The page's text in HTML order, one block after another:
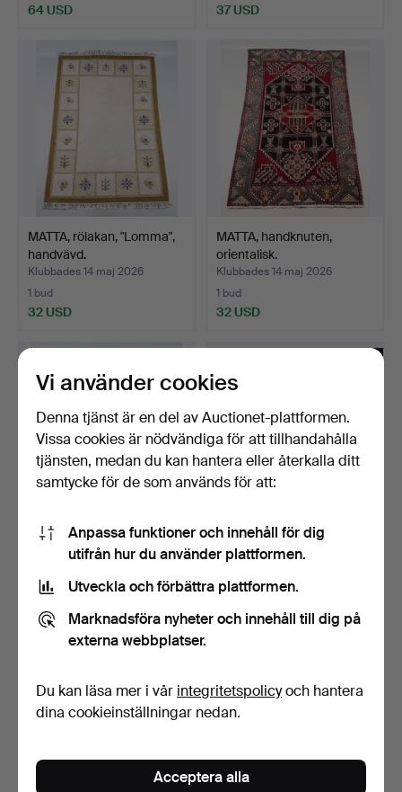
64 USD 37 USD
MATTA, rölakan, "Lomma",
handvävd.
Klubbades 14 maj 2026
1 bud
32 USD
MATTA, handknuten,
orientalisk.
Klubbades 14 maj 2026
1 bud
32 USD
RÖLLAKANSMATTA,
signerad ILS, Ilsalestalon…
7 bud
58 USD
GUNILLA LAGERHEM
ULLBERG. MATTA, "Stubb
7 bud
274 USD
Vi använder cookies
Denna tjänst är en del av Auctionet-plattformen.
Vissa cookies är nödvändiga för att tillhandahålla
tjänsten, medan du kan hantera eller återkalla ditt
samtycke för de som används för att:
Anpassa funktioner och innehåll för dig
utifrån hur du använder plattformen.
Utveckla och förbättra plattformen.
Marknadsföra nyheter och innehåll till dig på
externa webbplatser.
Du kan läsa mer i vår integritetspolicyoch hantera
dina cookieinställningar nedan.
Acceptera alla